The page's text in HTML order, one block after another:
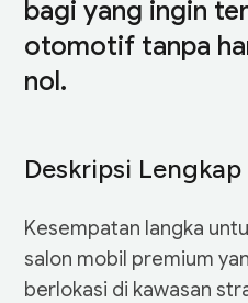
bagi yang ingin
otomotif tanpa
nol.
Deskripsi Lengkap
Kesempatan langka
salon mobil premium
berlokasi di kawasan